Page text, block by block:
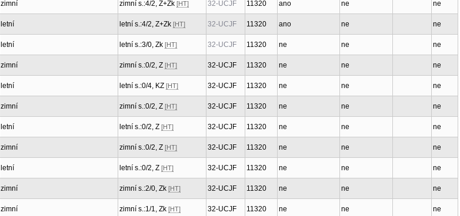
zimní zimní s.:4/2, Z+Zk [HT] 32-UCJF 11320 ano ne ne
letní letní s.:4/2, Z+Zk [HT] 32-UCJF 11320 ano ne ne
letní letní s.:3/0, Zk [HT] 32-UCJF 11320 ne ne ne
zimní zimní s.:0/2, Z [HT] 32-UCJF 11320 ne ne ne
letní letní s.:0/4, KZ [HT] 32-UCJF 11320 ne ne ne
zimní zimní s.:0/2, Z [HT] 32-UCJF 11320 ne ne ne
letní letní s.:0/2, Z [HT] 32-UCJF 11320 ne ne ne
zimní zimní s.:0/2, Z [HT] 32-UCJF 11320 ne ne ne
letní letní s.:0/2, Z [HT] 32-UCJF 11320 ne ne ne
zimní zimní s.:2/0, Zk [HT] 32-UCJF 11320 ne ne ne
zimní zimní s.:1/1, Zk [HT] 32-UCJF 11320 ne ne ne